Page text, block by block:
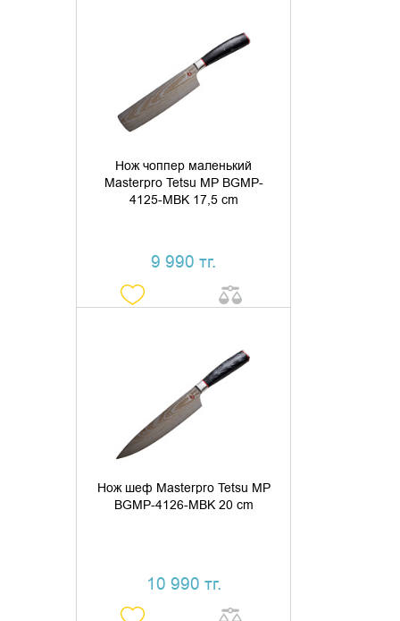
Нож чоппер маленький
Masterpro Tetsu MP BGMP-
4125-MBK 17,5 cm
9 990 тг.
ДОБАВИТЬ В КОРЗИНУ
КУПИТЬ В 1 КЛИК
Нож шеф Masterpro Tetsu MP
BGMP-4126-MBK 20 cm
10 990 тг.
ДОБАВИТЬ В КОРЗИНУ
КУПИТЬ В 1 КЛИК